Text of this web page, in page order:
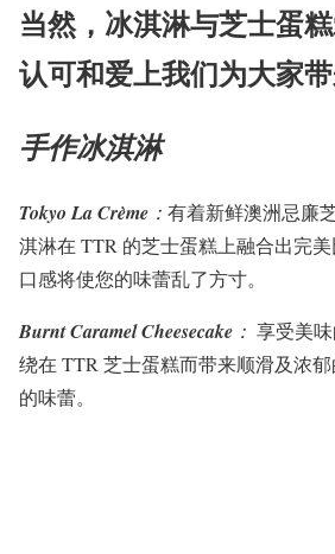
当然，冰淇淋与芝士蛋
认可和爱上我们为大家
手作冰淇淋
Tokyo La Crème ： 有着新鲜澳洲忌廉
淇淋在 TTR 的芝士蛋糕上融合出完
口感将使您的味蕾乱了方寸。
Burnt Caramel Cheesecake ： 享受美
绕在 TTR 芝士蛋糕而带来顺滑及浓
的味蕾。